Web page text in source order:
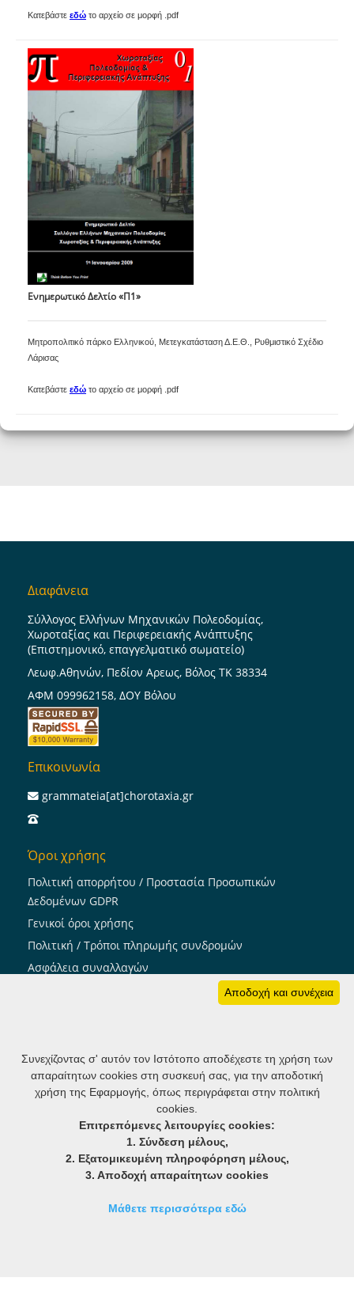
Κατεβάστε εδώ το αρχείο σε μορφή .pdf
Ενημερωτικό Δελτίο «Π1»
Μητροπολιτικό πάρκο Ελληνικού, Μετεγκατάσταση Δ.Ε.Θ., Ρυθμιστικό Σχέδιο
Λάρισας
Κατεβάστε εδώ το αρχείο σε μορφή .pdf
Διαφάνεια
Σύλλογος Ελλήνων Μηχανικών Πολεοδομίας,
Χωροταξίας και Περιφερειακής Ανάπτυξης
(Επιστημονικό, επαγγελματικό σωματείο)
Λεωφ.Αθηνών, Πεδίον Αρεως, Βόλος ΤΚ 38334
ΑΦΜ 099962158, ΔΟΥ Βόλου
Επικοινωνία
grammateia[at]chorotaxia.gr
Όροι χρήσης
Πολιτική απορρήτου / Προστασία Προσωπικών
Δεδομένων GDPR
Γενικοί όροι χρήσης
Πολιτική / Τρόποι πληρωμής συνδρομών
Ασφάλεια συναλλαγών
member notifier: Ενημέρωση μελών
Αποδοχή και συνέχεια
Συνεχίζοντας σ' αυτόν τον Ιστότοπο αποδέχεστε τη χρήση των
απαραίτητων cookies στη συσκευή σας, για την αποδοτική
χρήση της Εφαρμογής, όπως περιγράφεται στην πολιτική
cookies.
Επιτρεπόμενες λειτουργίες cookies:
1. Σύνδεση μέλους,
2. Εξατομικευμένη πληροφόρηση μέλους,
3. Αποδοχή απαραίτητων cookies
Μάθετε περισσότερα εδώ